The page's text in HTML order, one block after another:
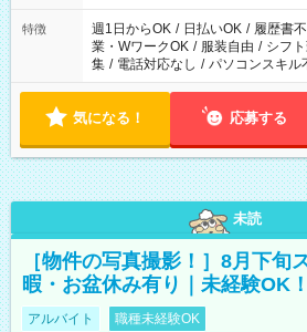
特徴 週1日からOK / 日払いOK / 履歴書
業・WワークOK / 服装自由 / シフ
集 / 電話対応なし / パソコンスキル
気になる！ 応募する
未読
［物件の写真撮影！］8月下旬
暇・お盆休み有り｜未経験OK
アルバイト 職種未経験OK